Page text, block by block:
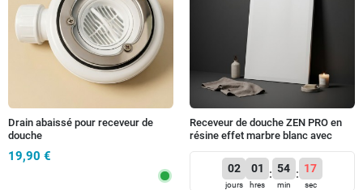
Drain abaissé pour receveur de
douche
19,90 €
Receveur de douche ZEN PRO en
résine effet marbre blanc avec
bonde latérale
02
jours
01
hres
: 54
min
: 14
sec